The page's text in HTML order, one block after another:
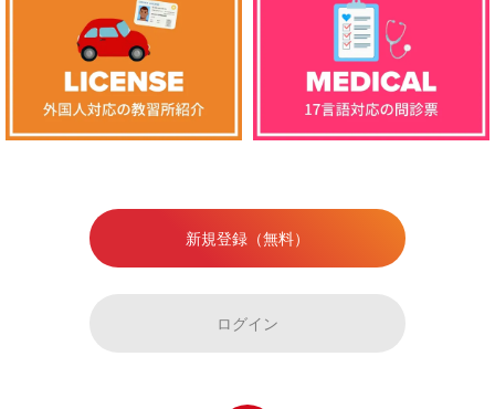
新規登録（無料）
ログイン